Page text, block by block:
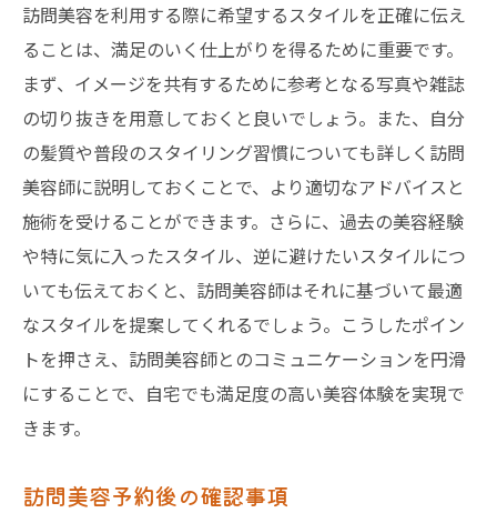
訪問美容を利用する際に希望するスタイルを正確に伝え
ることは、満足のいく仕上がりを得るために重要です。
まず、イメージを共有するために参考となる写真や雑誌
の切り抜きを用意しておくと良いでしょう。また、自分
の髪質や普段のスタイリング習慣についても詳しく訪問
美容師に説明しておくことで、より適切なアドバイスと
施術を受けることができます。さらに、過去の美容経験
や特に気に入ったスタイル、逆に避けたいスタイルにつ
いても伝えておくと、訪問美容師はそれに基づいて最適
なスタイルを提案してくれるでしょう。こうしたポイン
トを押さえ、訪問美容師とのコミュニケーションを円滑
にすることで、自宅でも満足度の高い美容体験を実現で
きます。
訪問美容予約後の確認事項